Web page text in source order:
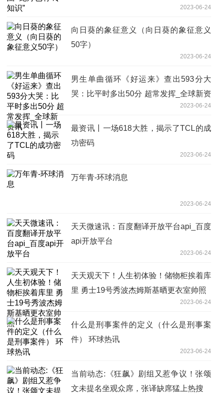
2023-06-24
向日葵的象征意义（向日葵的象征意义
50字）
2023-06-24
男生单曲循环《好运来》查出593分大
哭：比平时多出50分 超常发挥_全球新资
2023-06-24
最资讯丨一场618大胜，揭示了TCL的成
功密码
2023-06-24
万年青-环球消息
2023-06-24
天天微速讯：百度翻译开放平台api_百度
api开放平台
2023-06-24
天天观天下！人生初体验！储物柜挨着库
里 勇士19号秀波杰姆斯基晒更衣室帅照
2023-06-24
什么是刑事案件的定义（什么是刑事案
件） 环球热讯
2023-06-24
当前动态:《狂飙》剧组又惹争议！张颂
文未提名坐观众席，张译缺席猛上热搜